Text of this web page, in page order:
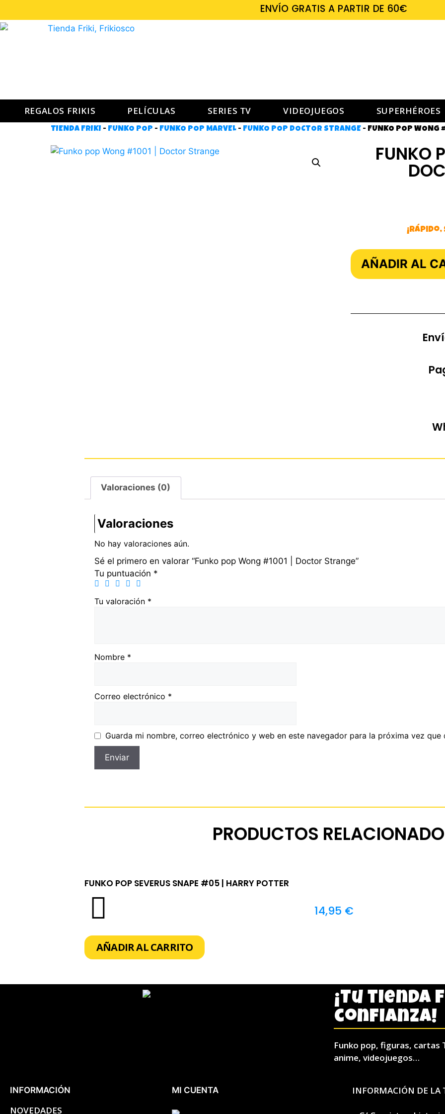
ENVÍO GRATIS A PARTIR DE 60€
REGALOS FRIKIS PELÍCULAS SERIES TV VIDEOJUEGOS SUPERHÉROES
TIENDA FRIKI - FUNKO POP - FUNKO POP MARVEL - FUNKO POP DOCTOR STRANGE - FUNKO POP WONG
FUNKO
AÑADIR AL
Valoraciones (0)
Valoraciones
No hay valoraciones aún.
Sé el primero en valorar “Funko pop Wong #1001 | Doctor Strange”
Tu puntuación *
Tu valoración *
Nombre *
Correo electrónico *
Guarda mi nombre, correo electrónico y web en este navegador para la próxima vez que
PRODUCTOS
FUNKO POP SEVERUS SNAPE #05 | HARRY POTTER
14,95 €
AÑADIR AL CARRITO
¡Tu tienda
confianza!
Funko pop, figuras, cartas
anime, videojuegos…
INFORMACIÓN
NOVEDADES
MI CUENTA INFORMACIÓN DE LA